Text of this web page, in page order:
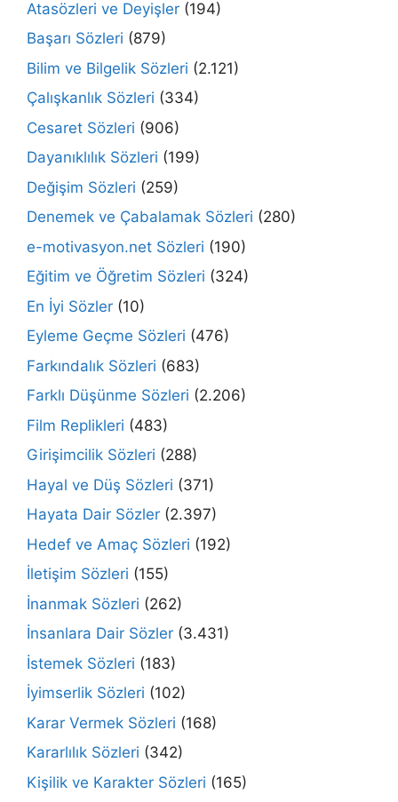
Atasözleri ve Deyişler (194)
Başarı Sözleri (879)
Bilim ve Bilgelik Sözleri (2.121)
Çalışkanlık Sözleri (334)
Cesaret Sözleri (906)
Dayanıklılık Sözleri (199)
Değişim Sözleri (259)
Denemek ve Çabalamak Sözleri (280)
e-motivasyon.net Sözleri (190)
Eğitim ve Öğretim Sözleri (324)
En İyi Sözler (10)
Eyleme Geçme Sözleri (476)
Farkındalık Sözleri (683)
Farklı Düşünme Sözleri (2.206)
Film Replikleri (483)
Girişimcilik Sözleri (288)
Hayal ve Düş Sözleri (371)
Hayata Dair Sözler (2.397)
Hedef ve Amaç Sözleri (192)
İletişim Sözleri (155)
İnanmak Sözleri (262)
İnsanlara Dair Sözler (3.431)
İstemek Sözleri (183)
İyimserlik Sözleri (102)
Karar Vermek Sözleri (168)
Kararlılık Sözleri (342)
Kişilik ve Karakter Sözleri (165)